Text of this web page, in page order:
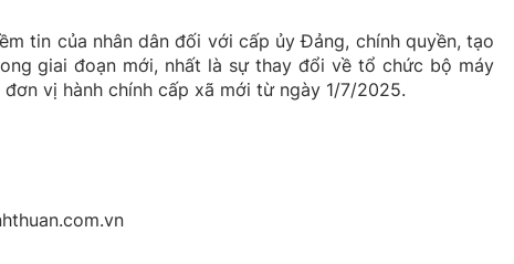
tin của nhân dân đối với cấp ủy Đảng, chính quyền, tạo
giai đoạn mới, nhất là sự thay đổi về tổ chức bộ máy
vị hành chính cấp xã mới từ ngày 1/7/2025.